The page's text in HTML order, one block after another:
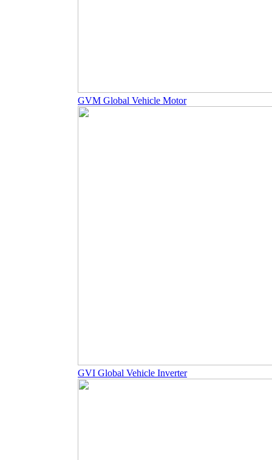
GVM Global Vehicle Motor
GVI Global Vehicle Inverter